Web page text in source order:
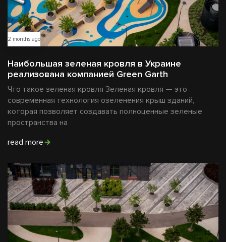
2 months ago
Наибольшая зеленая кровля в Украине
реализована компанией Green Garth
Что такое зеленая кровля Зеленая кровля — это
современная технология озеленения крыш зданий,
которая позволяет создавать полноценные зеленые
пространства на
read more